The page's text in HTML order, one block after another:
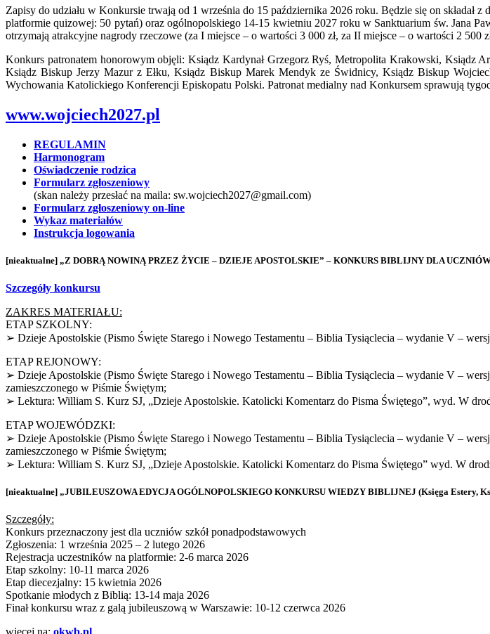
Zapisy do udziału w Konkursie trwają od 1 września do 15 października 2026 roku. Będzie się on
platformie quizowej: 50 pytań) oraz ogólnopolskiego 14-15 kwietniu 2027 roku w Sanktuarium św. Jana
otrzymają atrakcyjne nagrody rzeczowe (za I miejsce – o wartości 3 000 zł, za II miejsce – o wartości 2 500
Konkurs patronatem honorowym objęli: Ksiądz Kardynał Grzegorz Ryś, Metropolita Krakowski, Ksiądz
Ksiądz Biskup Jerzy Mazur z Ełku, Ksiądz Biskup Marek Mendyk ze Świdnicy, Ksiądz Biskup
Wychowania Katolickiego Konferencji Episkopatu Polski. Patronat medialny nad Konkursem sprawują
www.wojciech2027.pl
REGULAMIN
Harmonogram
Oświadczenie rodzica
Formularz zgłoszeniowy
(skan należy przesłać na maila: sw.wojciech2027@gmail.com)
Formularz zgłoszeniowy on-line
Wykaz materiałów
Instrukcja logowania
[nieaktualne] „Z DOBRĄ NOWINĄ PRZEZ ŻYCIE – DZIEJE APOSTOLSKIE” – KONKURS BIBLIJNY DLA
Szczegóły konkursu
ZAKRES MATERIAŁU:
ETAP SZKOLNY:
➢ Dzieje Apostolskie (Pismo Święte Starego i Nowego Testamentu – Biblia Tysiąclecia – wydanie V –
ETAP REJONOWY:
➢ Dzieje Apostolskie (Pismo Święte Starego i Nowego Testamentu – Biblia Tysiąclecia – wydanie V –
zamieszczonego w Piśmie Świętym;
➢ Lektura: William S. Kurz SJ, „Dzieje Apostolskie. Katolicki Komentarz do Pisma Świętego”, wyd. W
ETAP WOJEWÓDZKI:
➢ Dzieje Apostolskie (Pismo Święte Starego i Nowego Testamentu – Biblia Tysiąclecia – wydanie V –
zamieszczonego w Piśmie Świętym;
➢ Lektura: William S. Kurz SJ, „Dzieje Apostolskie. Katolicki Komentarz do Pisma Świętego” wyd. W
[nieaktualne] „JUBILEUSZOWA EDYCJA OGÓLNOPOLSKIEGO KONKURSU WIEDZY BIBLIJNEJ (Księga Estery,
Szczegóły:
Konkurs przeznaczony jest dla uczniów szkół ponadpodstawowych
Zgłoszenia: 1 września 2025 – 2 lutego 2026
Rejestracja uczestników na platformie: 2-6 marca 2026
Etap szkolny: 10-11 marca 2026
Etap diecezjalny: 15 kwietnia 2026
Spotkanie młodych z Biblią: 13-14 maja 2026
Finał konkursu wraz z galą jubileuszową w Warszawie: 10-12 czerwca 2026